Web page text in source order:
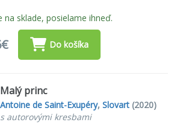
na sklade, posielame ihneď.
Do košíka
Malý princ
Antoine de Saint-Exupéry,Slovart (2020)
s autorovými kresbami